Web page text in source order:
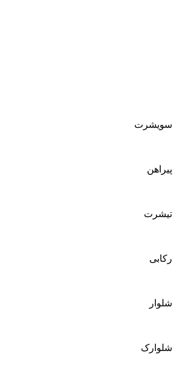
سويشرت
پیراهن
تيشرت
ركابی
شلوار
شلوارک